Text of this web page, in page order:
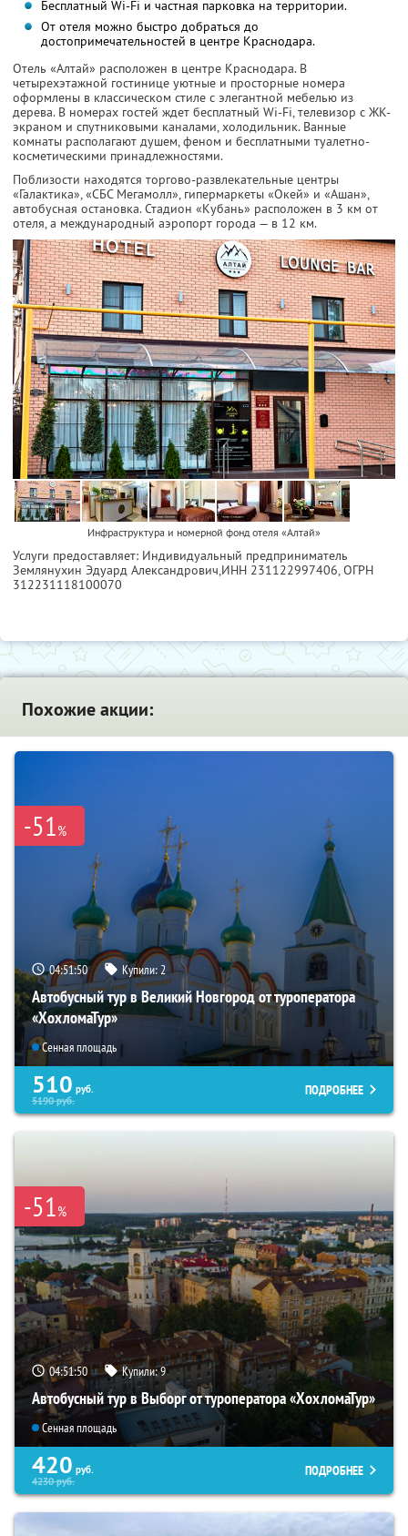
Бесплатный Wi-Fi и частная парковка на территории.
От отеля можно быстро добраться до
достопримечательностей в центре Краснодара.
Отель «Алтай» расположен в центре Краснодара. В
четырехэтажной гостинице уютные и просторные номера
оформлены в классическом стиле с элегантной мебелью из
дерева. В номерах гостей ждет бесплатный Wi-Fi, телевизор с ЖК-
экраном и спутниковыми каналами, холодильник. Ванные
комнаты располагают душем, феном и бесплатными туалетно-
косметическими принадлежностями.
Поблизости находятся торгово-развлекательные центры
«Галактика», «СБС Мегамолл», гипермаркеты «Окей» и «Ашан»,
автобусная остановка. Стадион «Кубань» расположен в 3 км от
отеля, а международный аэропорт города — в 12 км.
Инфраструктура и номерной фонд отеля «Алтай»
Услуги предоставляет: Индивидуальный предприниматель
Землянухин Эдуард Александрович,ИНН 231122997406, ОГРН
312231118100070
Похожие акции:
-51%
04:51:49 Купили:2
Автобусный тур в Великий Новгород от туроператора
«ХохломаТур»
Сенная площадь
510 руб.
5190руб.
ПОДРОБНЕЕ
-51%
04:51:49 Купили:9
Автобусный тур в Выборг от туроператора «ХохломаТур»
Сенная площадь
420 руб.
4230руб.
ПОДРОБНЕЕ